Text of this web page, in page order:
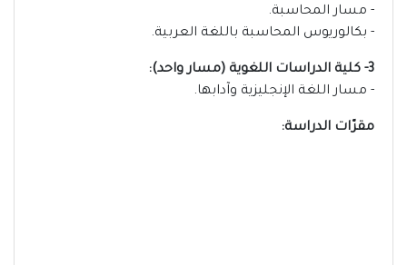
- مسار المحاسبة.
- بكالوريوس المحاسبة باللغة العربية.
3- كلية الدراسات اللغوية (مسار واحد):
- مسار اللغة الإنجليزية وآدابها.
مقرّات الدراسة: